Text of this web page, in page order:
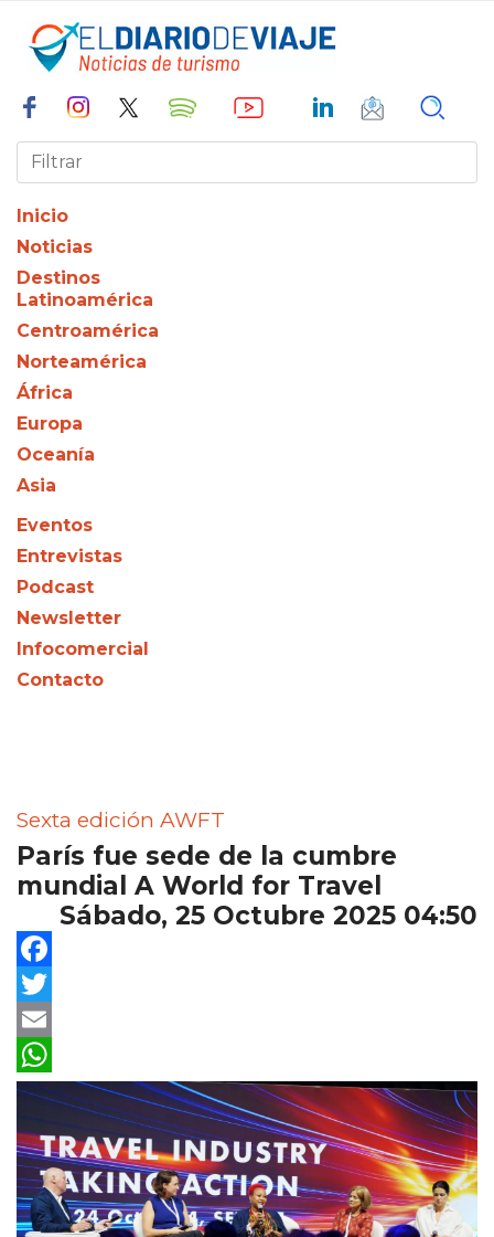
Inicio
Noticias
Destinos
Latinoamérica
Centroamérica
Norteamérica
África
Europa
Oceanía
Asia
Eventos
Entrevistas
Podcast
Newsletter
Infocomercial
Contacto
Sexta edición AWFT
París fue sede de la cumbre
mundial A World for Travel
Sábado, 25 Octubre 2025 04:50
Facebook
Twitter
Email
WhatsApp